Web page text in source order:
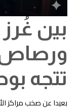
بين
ورصاص
تتجه
بعيدا عن صخب مراكز